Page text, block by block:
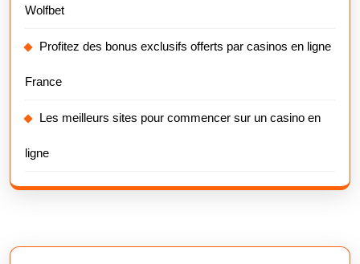
Wolfbet
Profitez des bonus exclusifs offerts par casinos en ligne
France
Les meilleurs sites pour commencer sur un casino en
ligne